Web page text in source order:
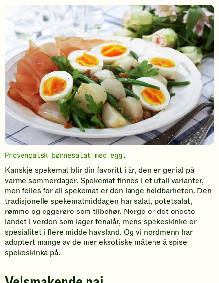
Provençalsk bønnesalat med egg.
Kanskje spekemat blir din favoritt i år, den er genial på
varme sommerdager. Spekemat finnes i et utall varianter,
men felles for all spekemat er den lange holdbarheten. Den
tradisjonelle spekematmiddagen har salat, potetsalat,
rømme og eggerøre som tilbehør. Norge er det eneste
landet i verden som lager fenalår, mens spekeskinke er
spesialitet i flere middelhavsland. Og vi nordmenn har
adoptert mange av de mer eksotiske måtene å spise
spekeskinka på.